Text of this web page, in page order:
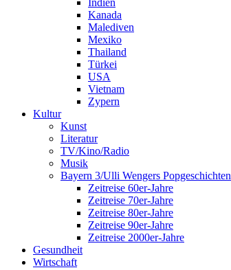
Indien
Kanada
Malediven
Mexiko
Thailand
Türkei
USA
Vietnam
Zypern
Kultur
Kunst
Literatur
TV/Kino/Radio
Musik
Bayern 3/Ulli Wengers Popgeschichten
Zeitreise 60er-Jahre
Zeitreise 70er-Jahre
Zeitreise 80er-Jahre
Zeitreise 90er-Jahre
Zeitreise 2000er-Jahre
Gesundheit
Wirtschaft